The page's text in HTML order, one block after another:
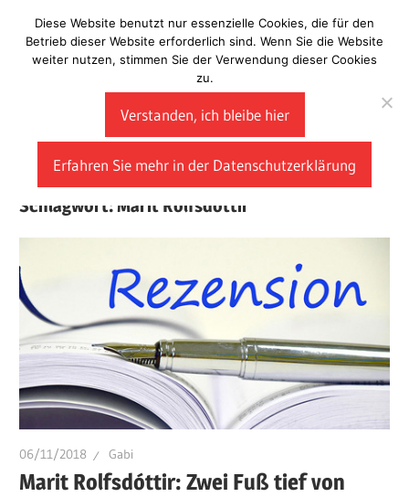
Inhalt
springen
Laberladen
Schlagwort:Marit Rolfsdóttir
06/11/2018 Gabi
Marit Rolfsdóttir: Zwei Fuß tief von
Diese Website benutzt nur essenzielle Cookies, die für den
Betrieb dieser Website erforderlich sind. Wenn Sie die Website
weiter nutzen, stimmen Sie der Verwendung dieser Cookies
zu.
Verstanden, ich bleibe hier
Erfahren Sie mehr in der Datenschutzerklärung